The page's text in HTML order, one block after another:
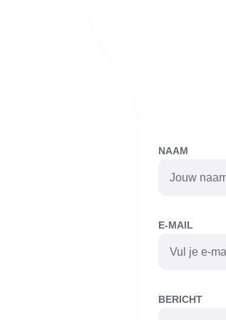
NAAM
E-MAIL
BERICHT